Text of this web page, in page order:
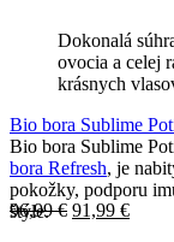
Dokonalá
ovocia a celej
krásnych
Bio bora Sublime
Bio bora Sublime
bora Refresh, je
pokožky, podporu
štýle.
96,99€ 91,99 €